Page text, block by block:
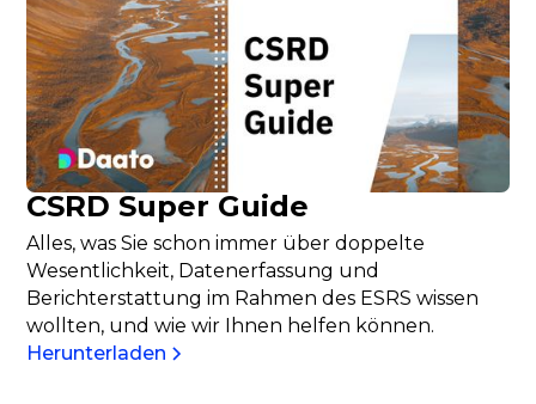
CSRD Super Guide
Alles, was Sie schon immer über doppelte
Wesentlichkeit, Datenerfassung und
Berichterstattung im Rahmen des ESRS wissen
wollten, und wie wir Ihnen helfen können.
Herunterladen